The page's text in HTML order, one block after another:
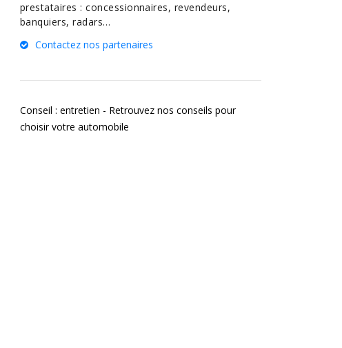
prestataires : concessionnaires, revendeurs,
banquiers, radars…
Contactez nos partenaires
Conseil : entretien - Retrouvez nos conseils pour
choisir votre automobile